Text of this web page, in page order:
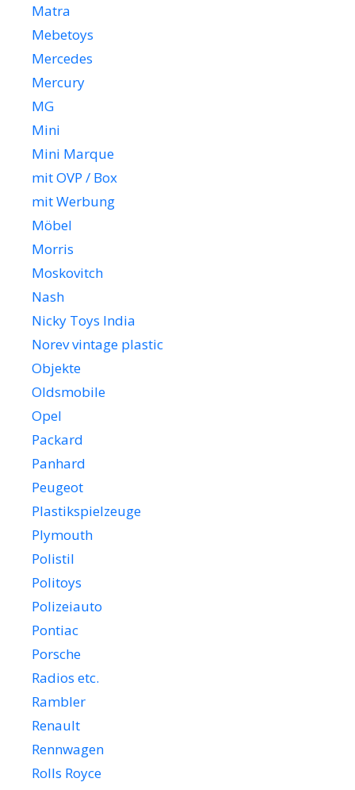
Matra
Mebetoys
Mercedes
Mercury
MG
Mini
Mini Marque
mit OVP / Box
mit Werbung
Möbel
Morris
Moskovitch
Nash
Nicky Toys India
Norev vintage plastic
Objekte
Oldsmobile
Opel
Packard
Panhard
Peugeot
Plastikspielzeuge
Plymouth
Polistil
Politoys
Polizeiauto
Pontiac
Porsche
Radios etc.
Rambler
Renault
Rennwagen
Rolls Royce